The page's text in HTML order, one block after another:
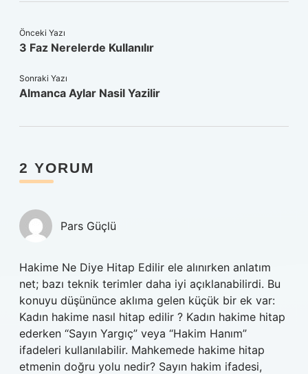
Önceki Yazı
3 Faz Nerelerde Kullanılır
Sonraki Yazı
Almanca Aylar Nasil Yazilir
2 YORUM
Pars Güçlü
Hakime Ne Diye Hitap Edilir ele alınırken anlatım
net; bazı teknik terimler daha iyi açıklanabilirdi. Bu
konuyu düşününce aklıma gelen küçük bir ek var:
Kadın hakime nasıl hitap edilir ? Kadın hakime hitap
ederken “Sayın Yargıç” veya “Hakim Hanım”
ifadeleri kullanılabilir. Mahkemede hakime hitap
etmenin doğru yolu nedir? Sayın hakim ifadesi,